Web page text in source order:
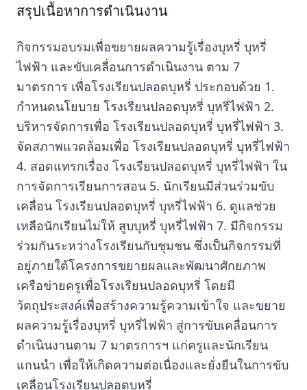
สรุปเนื้อหาการดำเนินงาน
กิจกรรมอบรมเพื่อขยายผลความรู้เรื่องบุหรี่ บุหรี่
ไฟฟ้า และขับเคลื่อนการดำเนินงาน ตาม 7
มาตรการ เพื่อโรงเรียนปลอดบุหรี่ ประกอบด้วย 1.
กำหนดนโยบาย โรงเรียนปลอดบุหรี่ บุหรี่ไฟฟ้า 2.
บริหารจัดการเพื่อ โรงเรียนปลอดบุหรี่ บุหรี่ไฟฟ้า 3.
จัดสภาพแวดล้อมเพื่อ โรงเรียนปลอดบุหรี่ บุหรี่ไฟฟ้า
4. สอดแทรกเรื่อง โรงเรียนปลอดบุหรี่ บุหรี่ไฟฟ้า ใน
การจัดการเรียนการสอน 5. นักเรียนมีส่วนร่วมขับ
เคลื่อน โรงเรียนปลอดบุหรี่ บุหรี่ไฟฟ้า 6. ดูแลช่วย
เหลือนักเรียนไม่ให้ สูบบุหรี่ บุหรี่ไฟฟ้า 7. มีกิจกรรม
ร่วมกันระหว่างโรงเรียนกับชุมชน ซึ่งเป็นกิจกรรมที่
อยู่ภายใต้โครงการขยายผลและพัฒนาศักยภาพ
เครือข่ายครูเพื่อโรงเรียนปลอดบุหรี่ โดยมี
วัตถุประสงค์เพื่อสร้างความรู้ความเข้าใจ และขยาย
ผลความรู้เรื่องบุหรี่ บุหรี่ไฟฟ้า สู่การขับเคลื่อนการ
ดำเนินงานตาม 7 มาตรการฯ แก่ครูและนักเรียน
แกนนำ เพื่อให้เกิดความต่อเนื่องและยั่งยืนในการขับ
เคลื่อนโรงเรียนปลอดบุหรี่